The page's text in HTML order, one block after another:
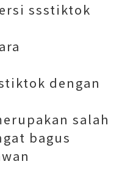
ssstiktok
dengan
salah
bagus